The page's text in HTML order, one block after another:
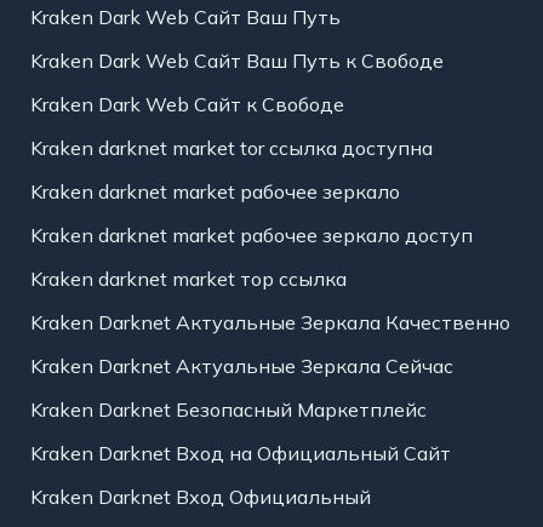
Kraken Dark Web Сайт Ваш Путь
Kraken Dark Web Сайт Ваш Путь к Свободе
Kraken Dark Web Сайт к Свободе
Kraken darknet market tor ссылка доступна
Kraken darknet market рабочее зеркало
Kraken darknet market рабочее зеркало доступ
Kraken darknet market тор ссылка
Kraken Darknet Актуальные Зеркала Качественно
Kraken Darknet Актуальные Зеркала Сейчас
Kraken Darknet Безопасный Маркетплейс
Kraken Darknet Вход на Официальный Сайт
Kraken Darknet Вход Официальный